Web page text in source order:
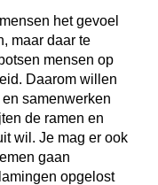
het gevoel
maar daar te
mensen op
Daarom willen
samenwerken
de ramen en
wil. Je mag er ook
gaan
opgelost